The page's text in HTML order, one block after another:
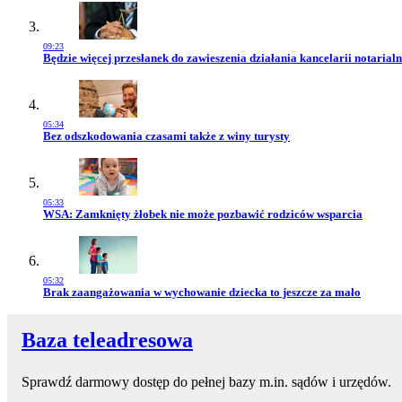
09:23
Przejdź do artykułu:
Będzie więcej przesłanek do zawieszenia działania kancelarii
05:34
Przejdź do artykułu:
Bez odszkodowania czasami także z winy turysty
05:33
Przejdź do artykułu:
WSA: Zamknięty żłobek nie może pozbawić rodziców wsparcia
05:32
Przejdź do artykułu:
Brak zaangażowania w wychowanie dziecka to jeszcze za mało
Baza teleadresowa
Sprawdź darmowy dostęp do pełnej bazy m.in. sądów i urzędów.